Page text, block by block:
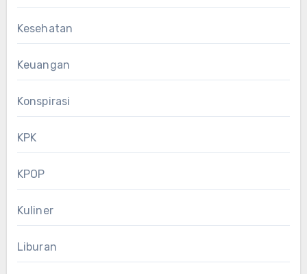
Kesehatan
Keuangan
Konspirasi
KPK
KPOP
Kuliner
Liburan